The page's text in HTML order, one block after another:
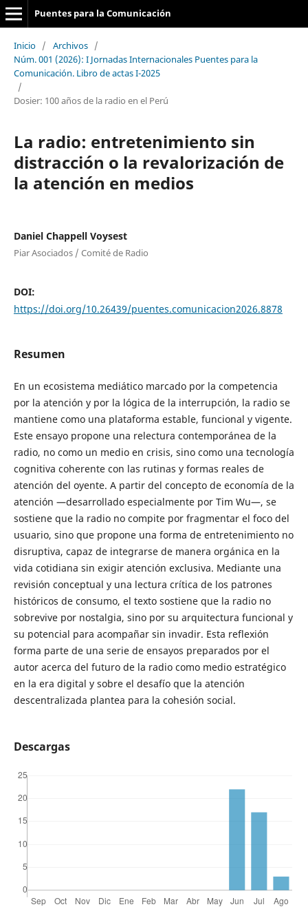
Puentes para la Comunicación
Inicio / Archivos /
Núm. 001 (2026): I Jornadas Internacionales Puentes para la
Comunicación. Libro de actas I-2025
/
Dosier: 100 años de la radio en el Perú
La radio: entretenimiento sin
distracción o la revalorización de
la atención en medios
Daniel Chappell Voysest
Piar Asociados / Comité de Radio
DOI:
https://doi.org/10.26439/puentes.comunicacion2026.8878
Resumen
En un ecosistema mediático marcado por la competencia
por la atención y por la lógica de la interrupción, la radio se
mantiene como una plataforma estable, funcional y vigente.
Este ensayo propone una relectura contemporánea de la
radio, no como un medio en crisis, sino como una tecnología
cognitiva coherente con las rutinas y formas reales de
atención del oyente. A partir del concepto de economía de la
atención —desarrollado especialmente por Tim Wu—, se
sostiene que la radio no compite por fragmentar el foco del
usuario, sino que propone una forma de entretenimiento no
disruptiva, capaz de integrarse de manera orgánica en la
vida cotidiana sin exigir atención exclusiva. Mediante una
revisión conceptual y una lectura crítica de los patrones
históricos de consumo, el texto sostiene que la radio no
sobrevive por nostalgia, sino por su arquitectura funcional y
su potencial para acompañar sin invadir. Esta reflexión
forma parte de una serie de ensayos preparados por el
autor acerca del futuro de la radio como medio estratégico
en la era digital y sobre el desafío que la atención
descentralizada plantea para la cohesión social.
Descargas